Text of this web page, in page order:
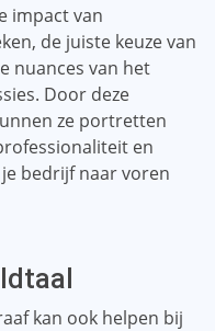
impact van
de juiste keuze van
nuances van het
Door deze
ze portretten
en
bedrijf naar voren
kan ook helpen bij